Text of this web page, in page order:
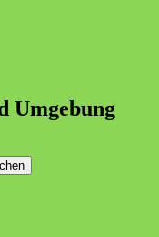
Umgebung